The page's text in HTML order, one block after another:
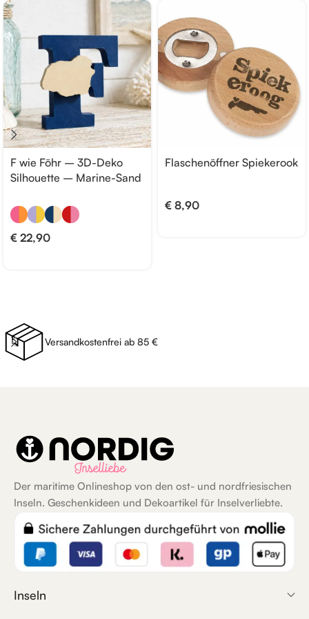
F wie Föhr – 3D-Deko
Silhouette – Marine-Sand
€ 22,90
Flaschenöffner Spiekerook
€ 8,90
Versandkostenfrei ab 85 €
Der maritime Onlineshop von den ost- und nordfriesischen
Inseln. Geschenkideen und Dekoartikel für Inselverliebte.
Inseln